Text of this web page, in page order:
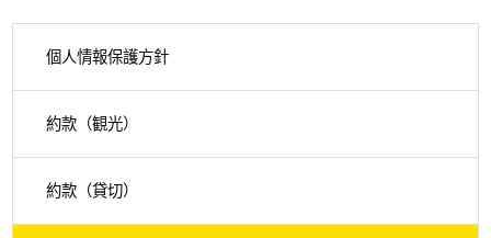
個人情報保護方針
約款（観光）
約款（貸切）